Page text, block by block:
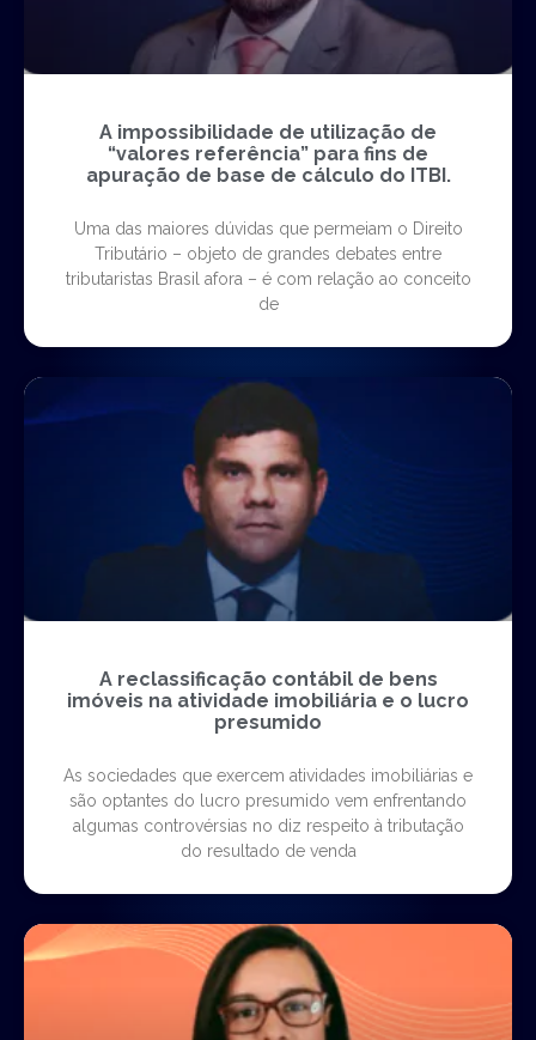
A impossibilidade de utilização de
“valores referência” para fins de
apuração de base de cálculo do ITBI.
Uma das maiores dúvidas que permeiam o Direito
Tributário – objeto de grandes debates entre
tributaristas Brasil afora – é com relação ao conceito
de
A reclassificação contábil de bens
imóveis na atividade imobiliária e o lucro
presumido
As sociedades que exercem atividades imobiliárias e
são optantes do lucro presumido vem enfrentando
algumas controvérsias no diz respeito à tributação
do resultado de venda